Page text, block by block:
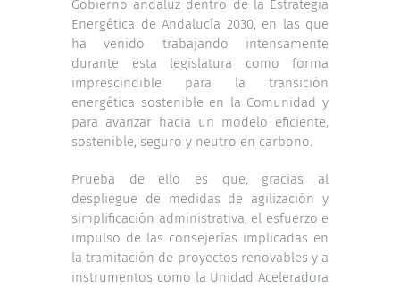
Gobierno andaluz dentro de la Estrategia
Energética de Andalucía 2030, en las que
ha venido trabajando intensamente
durante esta legislatura como forma
imprescindible para la transición
energética sostenible en la Comunidad y
para avanzar hacia un modelo eficiente,
sostenible, seguro y neutro en carbono.
Prueba de ello es que, gracias al
despliegue de medidas de agilización y
simplificación administrativa, el esfuerzo e
impulso de las consejerías implicadas en
la tramitación de proyectos renovables y a
instrumentos como la Unidad Aceleradora